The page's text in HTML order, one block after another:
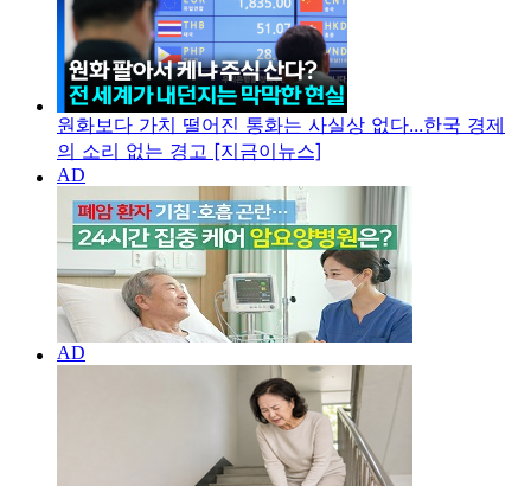
원화보다 가치 떨어진 통화는 사실상 없다...한국 경제
의 소리 없는 경고 [지금이뉴스]